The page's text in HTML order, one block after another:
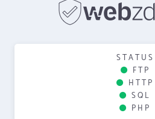
STATUS
FTP
HTTP
SQL
PHP